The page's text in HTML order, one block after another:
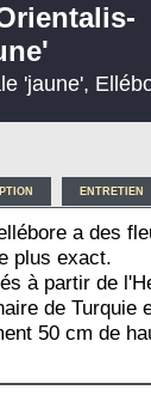
'jaune',
ENTRETIEN
a des
plus exact.
à partir de
de Turquie
50 cm de